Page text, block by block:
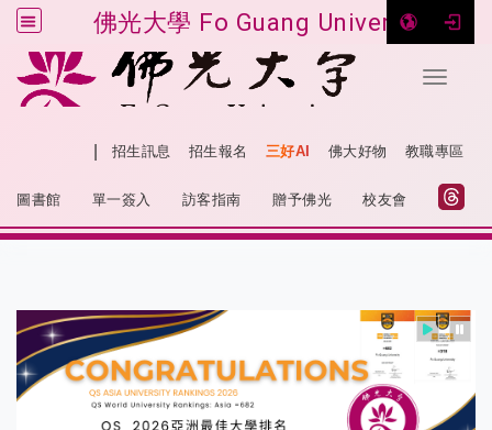
佛光大學 Fo Guang University
Toggle
跳到主要內容
招生訊息 招生報名 三好AI 佛大好物 教職專區
圖書館 單一簽入 訪客指南 贈予佛光 校友會